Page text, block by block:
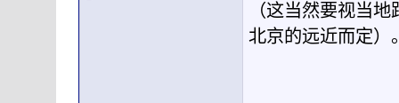
（这当然要视当地
北京的远近而定）